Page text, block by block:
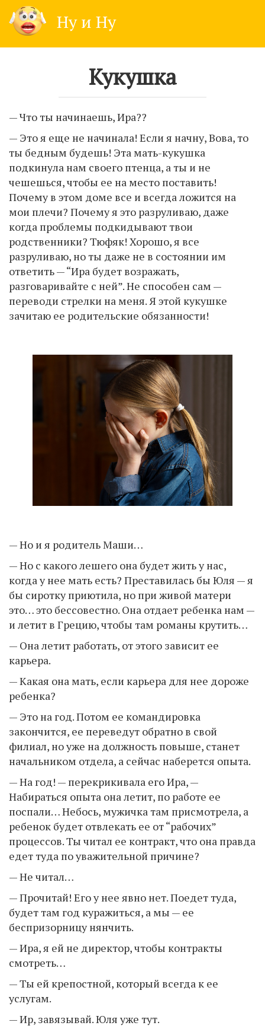
content
Ну и Ну
Кукушка
— Что ты начинаешь, Ира??
— Это я еще не начинала! Если я начну, Вова, то
ты бедным будешь! Эта мать-кукушка
подкинула нам своего птенца, а ты и не
чешешься, чтобы ее на место поставить!
Почему в этом доме все и всегда ложится на
мои плечи? Почему я это разруливаю, даже
когда проблемы подкидывают твои
родственники? Тюфяк! Хорошо, я все
разруливаю, но ты даже не в состоянии им
ответить — “Ира будет возражать,
разговаривайте с ней”. Не способен сам —
переводи стрелки на меня. Я этой кукушке
зачитаю ее родительские обязанности!
— Но и я родитель Маши…
— Но с какого лешего она будет жить у нас,
когда у нее мать есть? Преставилась бы Юля — я
бы сиротку приютила, но при живой матери
это… это бессовестно. Она отдает ребенка нам —
и летит в Грецию, чтобы там романы крутить…
— Она летит работать, от этого зависит ее
карьера.
— Какая она мать, если карьера для нее дороже
ребенка?
— Это на год. Потом ее командировка
закончится, ее переведут обратно в свой
филиал, но уже на должность повыше, станет
начальником отдела, а сейчас наберется опыта.
— На год! — перекрикивала его Ира, —
Набираться опыта она летит, по работе ее
поспали… Небось, мужичка там присмотрела, а
ребенок будет отвлекать ее от “рабочих”
процессов. Ты читал ее контракт, что она правда
едет туда по уважительной причине?
— Не читал…
— Прочитай! Его у нее явно нет. Поедет туда,
будет там год куражиться, а мы — ее
беспризорницу нянчить.
— Ира, я ей не директор, чтобы контракты
смотреть…
— Ты ей крепостной, который всегда к ее
услугам.
— Ир, завязывай. Юля уже тут.